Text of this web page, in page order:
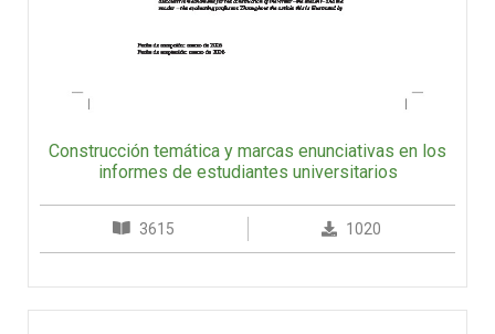
Construcción temática y marcas enunciativas en los
informes de estudiantes universitarios
3615 1020